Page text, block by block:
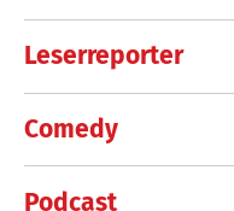
Leserreporter
Comedy
Podcast